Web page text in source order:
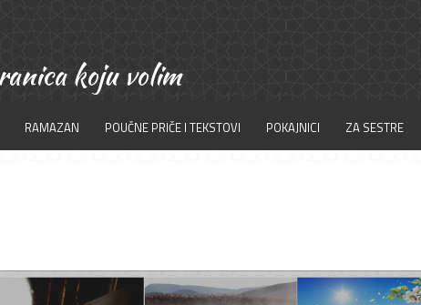
RAMAZAN POUČNE PRIČE I TEKSTOVI POKAJNICI ZA SESTRE